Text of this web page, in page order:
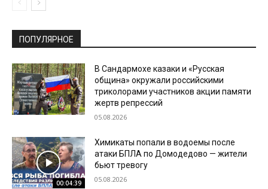
ПОПУЛЯРНОЕ
В Сандармохе казаки и «Русская
община» окружали российскими
триколорами участников акции памяти
жертв репрессий
05.08.2026
00:04:39
Химикаты попали в водоемы после
атаки БПЛА по Домодедово — жители
бьют тревогу
05.08.2026